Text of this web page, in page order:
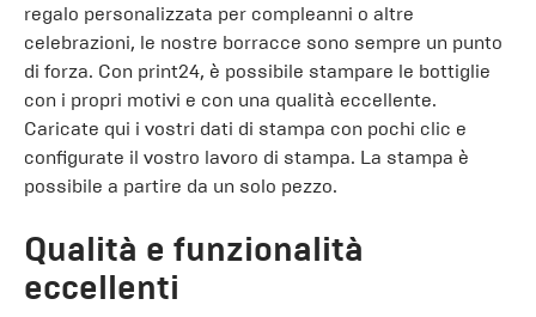
regalo personalizzata per compleanni o altre
celebrazioni, le nostre borracce sono sempre un punto
di forza. Con print24, è possibile stampare le bottiglie
con i propri motivi e con una qualità eccellente.
Caricate qui i vostri dati di stampa con pochi clic e
configurate il vostro lavoro di stampa. La stampa è
possibile a partire da un solo pezzo.
Qualità e funzionalità
eccellenti